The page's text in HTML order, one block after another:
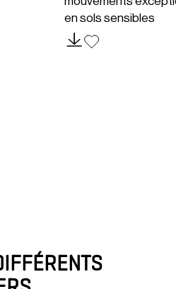
en sols sensibles